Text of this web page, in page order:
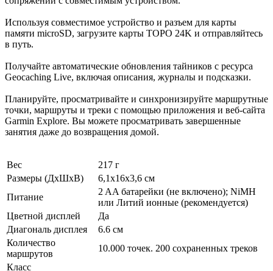
Используя совместимое устройство и разъем для карты
памяти microSD, загрузите карты TOPO 24K и отправляйтесь
в путь.
Получайте автоматические обновления тайников с ресурса
Geocaching Live, включая описания, журналы и подсказки.
Планируйте, просматривайте и синхронизируйте маршрутные
точки, маршруты и треки с помощью приложения и веб-сайта
Garmin Explore. Вы можете просматривать завершенные
занятия даже до возвращения домой.
Вес
217 г
Размеры (ДхШхВ)
6,1х16х3,6 см
Питание
2 AA батарейки (не включено); NiMH
или Литий ионные (рекомендуется)
Цветной дисплей
Да
Диагональ дисплея
6.6 см
Количество
маршрутов
10.000 точек. 200 сохраненных треков
Класс